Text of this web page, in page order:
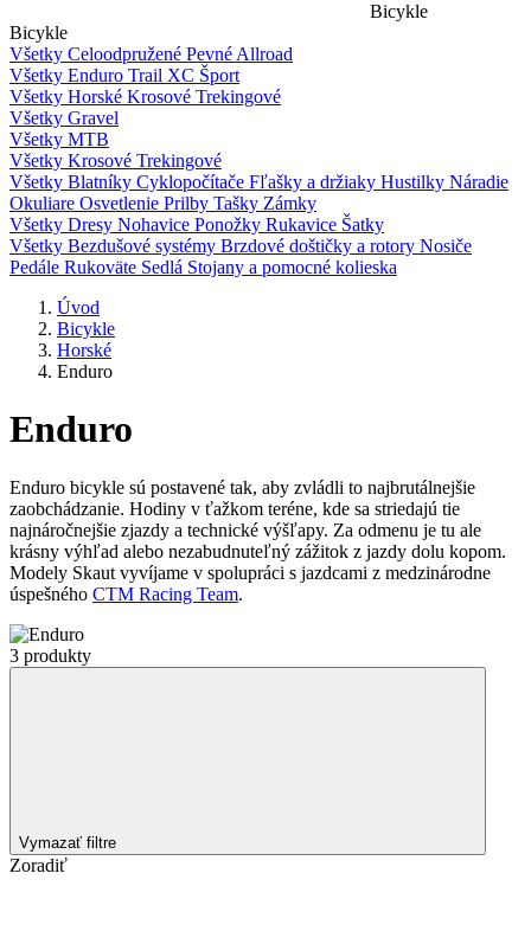
Bicykle
Bicykle
Všetky Celoodpružené Pevné Allroad
Všetky Enduro Trail XC Šport
Všetky Horské Krosové Trekingové
Všetky Gravel
Všetky MTB
Všetky Krosové Trekingové
Všetky Blatníky Cyklopočítače Fľašky a držiaky Hustilky Náradie
Okuliare Osvetlenie Prilby Tašky Zámky
Všetky Dresy Nohavice Ponožky Rukavice Šatky
Všetky Bezdušové systémy Brzdové doštičky a rotory Nosiče
Pedále Rukoväte Sedlá Stojany a pomocné kolieska
Úvod
Bicykle
Horské
Enduro
Enduro
Enduro bicykle sú postavené tak, aby zvládli to najbrutálnejšie
zaobchádzanie. Hodiny v ťažkom teréne, kde sa striedajú tie
najnáročnejšie zjazdy a technické výšľapy. Za odmenu je tu ale
krásny výhľad alebo nezabudnuteľný zážitok z jazdy dolu kopom.
Modely Skaut vyvíjame v spolupráci s jazdcami z medzinárodne
úspešného CTM Racing Team.
3 produkty
Vymazať filtre
Zoradiť